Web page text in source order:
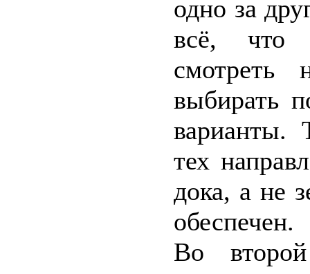
одно за
всё, что
выбирать
варианты.
тех
дока, а не
обеспечен.
Во